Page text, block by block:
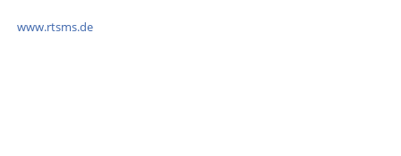
www.rtsms.de